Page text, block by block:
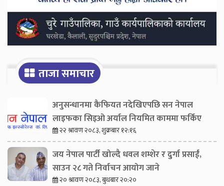
ताजा समाचार
अनुसन्धानमा कैफियत नदेखिएपछि सन नेपाल
लाइफका सिइओ अर्याल नियमित काममा फर्किए
२२ श्रावण २०८३, शुक्रबार १२:१६
जय नेपाल पार्टी खोल्दै धवल शम्शेर र दुर्गा प्रसाईं,
साउन २८ गते निर्वाचन आयोग जाने
२० श्रावण २०८३, बुधबार २०:२०